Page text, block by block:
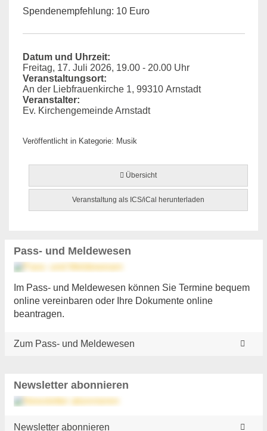
Spendenempfehlung: 10 Euro
Datum und Uhrzeit:
Freitag, 17. Juli 2026, 19.00 - 20.00 Uhr
Veranstaltungsort:
An der Liebfrauenkirche 1 99310 Arnstadt
Veranstalter:
Ev. Kirchengemeinde Arnstadt
Veröffentlicht in Kategorie: Musik
Übersicht
Veranstaltung als ICS/iCal herunterladen
Pass- und Meldewesen
Im Pass- und Meldewesen können Sie Termine bequem
online vereinbaren oder Ihre Dokumente online
beantragen.
Zum Pass- und Meldewesen
Newsletter abonnieren
Newsletter abonnieren